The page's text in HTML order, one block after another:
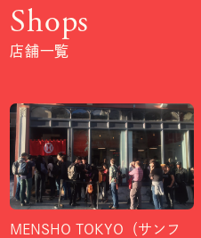
Shops
店舗一覧
MENSHO TOKYO（サンフ